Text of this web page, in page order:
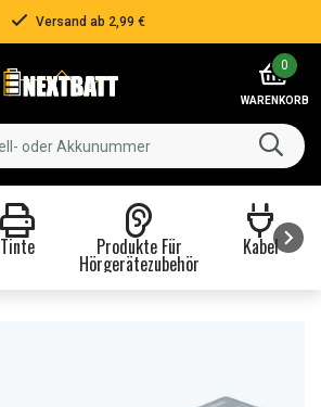
Versand ab 2,99 €
0
WARENKORB
Tinte Produkte Für
Hörgerätezubehör
Kabel